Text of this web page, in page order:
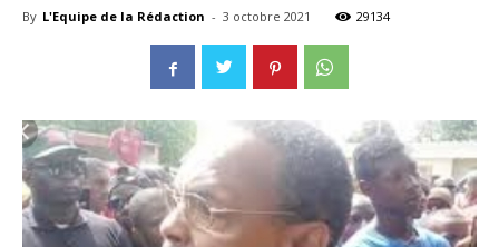
By L'Equipe de la Rédaction - 3 octobre 2021 29134